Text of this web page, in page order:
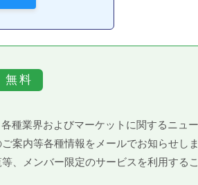
種業界およびマーケットに関するニュ
案内等各種情報をメールでお知らせしま
、メンバー限定のサービスを利用する